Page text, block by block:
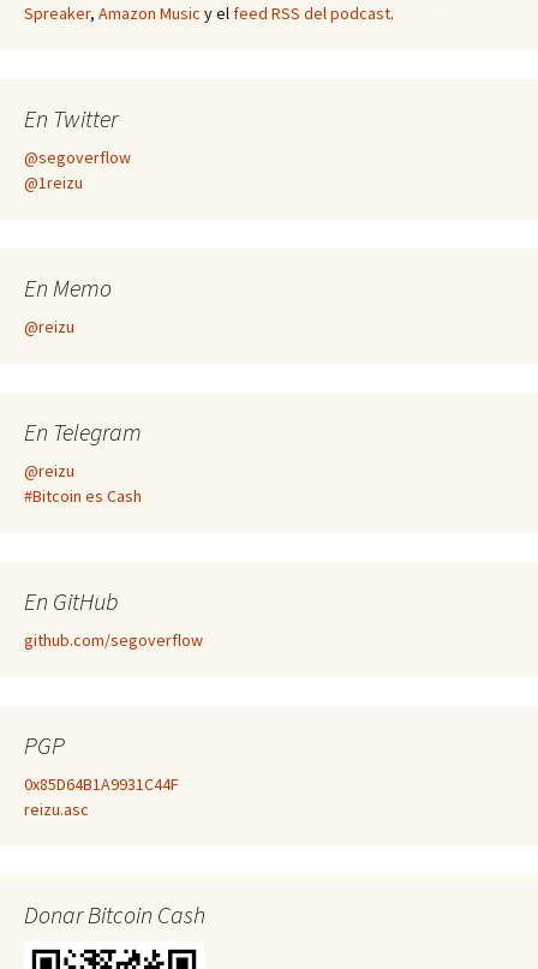
Spreaker, Amazon Music y el feed RSS del podcast.
En Twitter
@segoverflow
@1reizu
En Memo
@reizu
En Telegram
@reizu
#Bitcoin es Cash
En GitHub
github.com/segoverflow
PGP
0x85D64B1A9931C44F
reizu.asc
Donar Bitcoin Cash